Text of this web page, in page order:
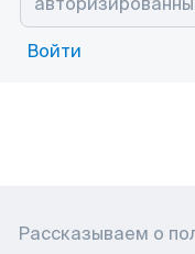
Войти
Рассказываем о